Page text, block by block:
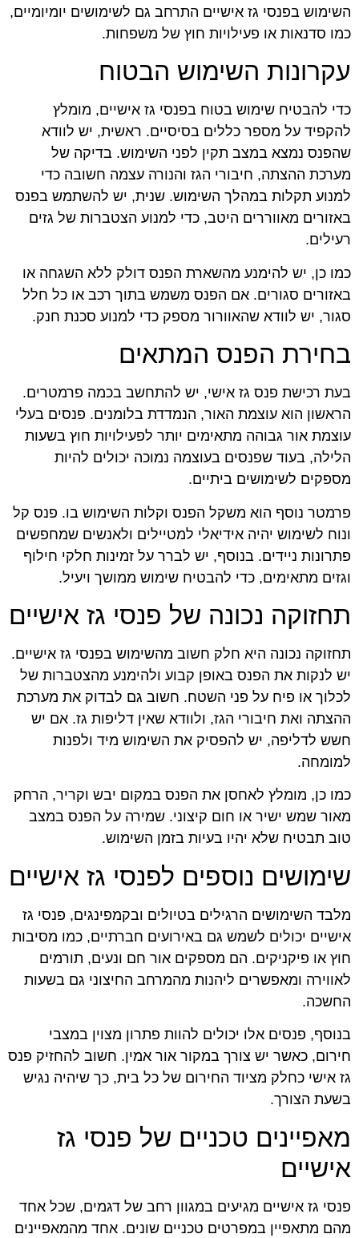
השימוש בפנסי גז אישיים התרחב גם לשימושים יומיומיים,
כמו סדנאות או פעילויות חוץ של משפחות.
עקרונות השימוש הבטוח
כדי להבטיח שימוש בטוח בפנסי גז אישיים, מומלץ
להקפיד על מספר כללים בסיסיים. ראשית, יש לוודא
שהפנס נמצא במצב תקין לפני השימוש. בדיקה של
מערכת ההצתה, חיבורי הגז והנורה עצמה חשובה כדי
למנוע תקלות במהלך השימוש. שנית, יש להשתמש בפנס
באזורים מאווררים היטב, כדי למנוע הצטברות של גזים
רעילים.
כמו כן, יש להימנע מהשארת הפנס דולק ללא השגחה או
באזורים סגורים. אם הפנס משמש בתוך רכב או כל חלל
סגור, יש לוודא שהאוורור מספק כדי למנוע סכנת חנק.
בחירת הפנס המתאים
בעת רכישת פנס גז אישי, יש להתחשב בכמה פרמטרים.
הראשון הוא עוצמת האור, הנמדדת בלומנים. פנסים בעלי
עוצמת אור גבוהה מתאימים יותר לפעילויות חוץ בשעות
הלילה, בעוד שפנסים בעוצמה נמוכה יכולים להיות
מספקים לשימושים ביתיים.
פרמטר נוסף הוא משקל הפנס וקלות השימוש בו. פנס קל
ונוח לשימוש יהיה אידיאלי למטיילים ולאנשים שמחפשים
פתרונות ניידים. בנוסף, יש לברר על זמינות חלקי חילוף
וגזים מתאימים, כדי להבטיח שימוש ממושך ויעיל.
תחזוקה נכונה של פנסי גז אישיים
תחזוקה נכונה היא חלק חשוב מהשימוש בפנסי גז אישיים.
יש לנקות את הפנס באופן קבוע ולהימנע מהצטברות של
לכלוך או פיח על פני השטח. חשוב גם לבדוק את מערכת
ההצתה ואת חיבורי הגז, ולוודא שאין דליפות גז. אם יש
חשש לדליפה, יש להפסיק את השימוש מיד ולפנות
למומחה.
כמו כן, מומלץ לאחסן את הפנס במקום יבש וקריר, הרחק
מאור שמש ישיר או חום קיצוני. שמירה על הפנס במצב
טוב תבטיח שלא יהיו בעיות בזמן השימוש.
שימושים נוספים לפנסי גז אישיים
מלבד השימושים הרגילים בטיולים ובקמפינגים, פנסי גז
אישיים יכולים לשמש גם באירועים חברתיים, כמו מסיבות
חוץ או פיקניקים. הם מספקים אור חם ונעים, תורמים
לאווירה ומאפשרים ליהנות מהמרחב החיצוני גם בשעות
החשכה.
בנוסף, פנסים אלו יכולים להוות פתרון מצוין במצבי
חירום, כאשר יש צורך במקור אור אמין. חשוב להחזיק פנס
גז אישי כחלק מציוד החירום של כל בית, כך שיהיה נגיש
בשעת הצורך.
מאפיינים טכניים של פנסי גז
אישיים
פנסי גז אישיים מגיעים במגוון רחב של דגמים, שכל אחד
מהם מתאפיין במפרטים טכניים שונים. אחד מהמאפיינים